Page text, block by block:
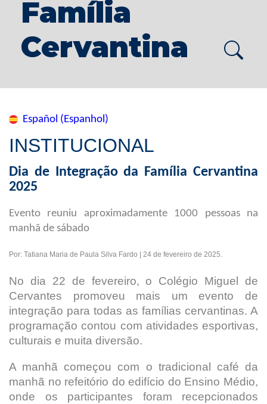
Família
Cervantina
Español (Espanhol)
INSTITUCIONAL
Dia de Integração da Família Cervantina
2025
Evento reuniu aproximadamente 1000 pessoas na
manhã de sábado
Por: Tatiana Maria de Paula Silva Fardo | 24 de fevereiro de 2025.
No dia 22 de fevereiro, o Colégio Miguel de
Cervantes promoveu mais um evento de
integração para todas as famílias cervantinas. A
programação contou com atividades esportivas,
culturais e muita diversão.
A manhã começou com o tradicional café da
manhã no refeitório do edifício do Ensino Médio,
onde os participantes foram recepcionados